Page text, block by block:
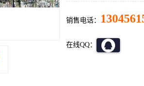
销售电话：
在线QQ：